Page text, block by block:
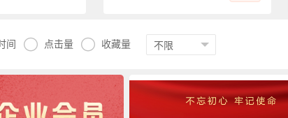
间  点击量  收藏量